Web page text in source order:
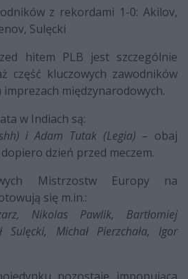
z rekordami 1-0: Akilov,
Sulęcki
hitem PLB jest szczególnie
część kluczowych zawodników
imprezach międzynarodowych.
w Indiach są:
i Adam Tutak (Legia) – obaj
dzień przed meczem.
Mistrzostw Europy na
się m.in.:
Nikolas Pawlik, Bartłomiej
Sulęcki, Michał Pierzchała, Igor